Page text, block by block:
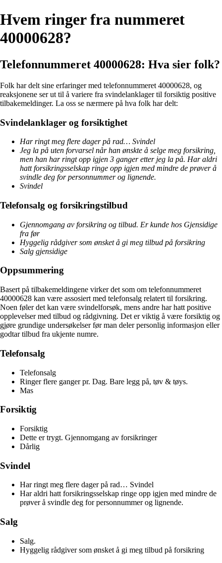
Hvem ringer fra nummeret
40000628?
Telefonnummeret 40000628: Hva sier folk?
Folk har delt sine erfaringer med telefonnummeret 40000628, og
reaksjonene ser ut til å variere fra svindelanklager til forsiktig positive
tilbakemeldinger. La oss se nærmere på hva folk har delt:
Svindelanklager og forsiktighet
Har ringt meg flere dager på rad… Svindel
Jeg la på uten forvarsel når han ønskte å selge meg forsikring,
men han har ringt opp igjen 3 ganger etter jeg la på. Har aldri
hatt forsikringsselskap ringe opp igjen med mindre de prøver å
svindle deg for personnummer og lignende.
Svindel
Telefonsalg og forsikringstilbud
Gjennomgang av forsikring og tilbud. Er kunde hos Gjensidige
fra før
Hyggelig rådgiver som ønsket å gi meg tilbud på forsikring
Salg gjensidige
Oppsummering
Basert på tilbakemeldingene virker det som om telefonnummeret
40000628 kan være assosiert med telefonsalg relatert til forsikring.
Noen føler det kan være svindelforsøk, mens andre har hatt positive
opplevelser med tilbud og rådgivning. Det er viktig å være forsiktig og
gjøre grundige undersøkelser før man deler personlig informasjon eller
godtar tilbud fra ukjente numre.
Telefonsalg
Telefonsalg
Ringer flere ganger pr. Dag. Bare legg på, tøv & tøys.
Mas
Forsiktig
Forsiktig
Dette er trygt. Gjennomgang av forsikringer
Dårlig
Svindel
Har ringt meg flere dager på rad… Svindel
Har aldri hatt forsikringsselskap ringe opp igjen med mindre de
prøver å svindle deg for personnummer og lignende.
Salg
Salg.
Hyggelig rådgiver som ønsket å gi meg tilbud på forsikring